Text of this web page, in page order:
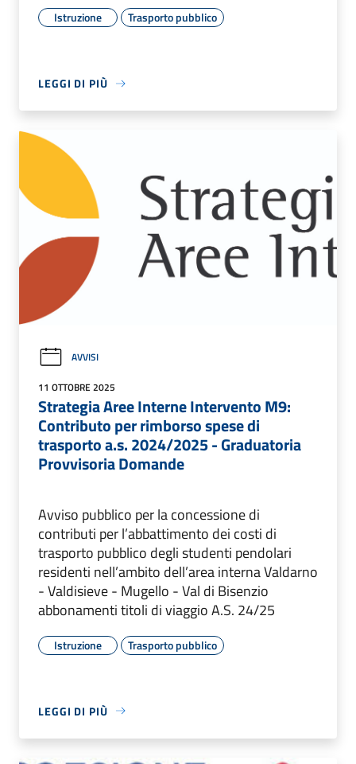
Istruzione Trasporto pubblico
LEGGI DI PIÙ
AVVISI
11 OTTOBRE 2025
Strategia Aree Interne Intervento M9:
Contributo per rimborso spese di
trasporto a.s. 2024/2025 - Graduatoria
Provvisoria Domande
Avviso pubblico per la concessione di
contributi per l’abbattimento dei costi di
trasporto pubblico degli studenti pendolari
residenti nell’ambito dell’area interna Valdarno
- Valdisieve - Mugello - Val di Bisenzio
abbonamenti titoli di viaggio A.S. 24/25
Istruzione Trasporto pubblico
LEGGI DI PIÙ